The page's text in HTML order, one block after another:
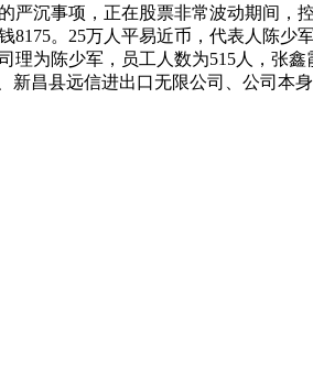
严沉事项，正在股票非常波动期间，
。25万人平易近币，代表人陈少
为陈少军，员工人数为515人，张
新昌县远信进出口无限公司、公司本